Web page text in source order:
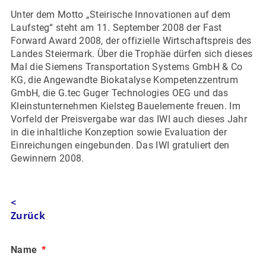
Unter dem Motto „Steirische Innovationen auf dem
Laufsteg“ steht am 11. September 2008 der Fast
Forward Award 2008, der offizielle Wirtschaftspreis des
Landes Steiermark. Über die Trophäe dürfen sich dieses
Mal die Siemens Transportation Systems GmbH & Co
KG, die Angewandte Biokatalyse Kompetenzzentrum
GmbH, die G.tec Guger Technologies OEG und das
Kleinstunternehmen Kielsteg Bauelemente freuen. Im
Vorfeld der Preisvergabe war das IWI auch dieses Jahr
in die inhaltliche Konzeption sowie Evaluation der
Einreichungen eingebunden. Das IWI gratuliert den
Gewinnern 2008.
<
Zurück
Name